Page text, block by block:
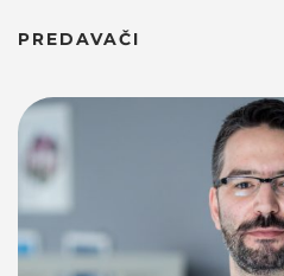
PREDAVAČI